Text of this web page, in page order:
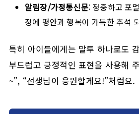
알림장/가정통신문: 정중하고 포
정에 평안과 행복이 가득한 추석
특히 아이들에게는 말투 하나로도
부드럽고 긍정적인 표현을 사용해
~”, “선생님이 응원할게요!”처럼요.